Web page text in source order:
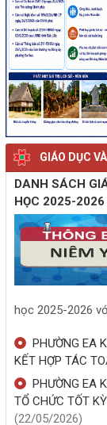
GIÁO DỤC
DANH SÁCH
HỌC 2025-2026
học 2025-2026
PHƯỜNG EA
KẾT HỢP TÁC
PHƯỜNG EA
TỔ CHỨC TỐT
(22/05/2026)